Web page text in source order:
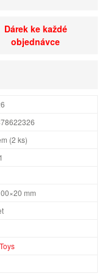
Dárek ke každé
objednávce
(2 ks)
mm